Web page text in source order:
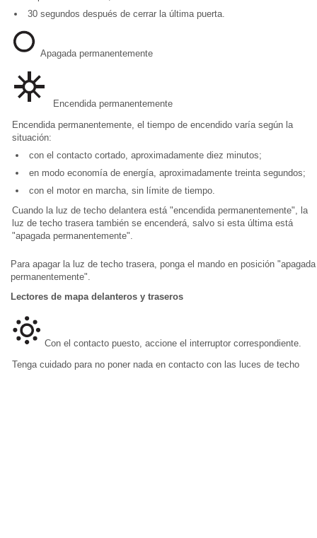
30 segundos después de cerrar la última puerta.
Apagada permanentemente
Encendida permanentemente
Encendida permanentemente, el tiempo de encendido varía según la
situación:
con el contacto cortado, aproximadamente diez minutos;
en modo economía de energía, aproximadamente treinta segundos;
con el motor en marcha, sin límite de tiempo.
Cuando la luz de techo delantera está "encendida permanentemente", la
luz de techo trasera también se encenderá, salvo si esta última está
"apagada permanentemente".
Para apagar la luz de techo trasera, ponga el mando en posición "apagada
permanentemente".
Lectores de mapa delanteros y traseros
Con el contacto puesto, accione el interruptor correspondiente.
Tenga cuidado para no poner nada en contacto con las luces de techo